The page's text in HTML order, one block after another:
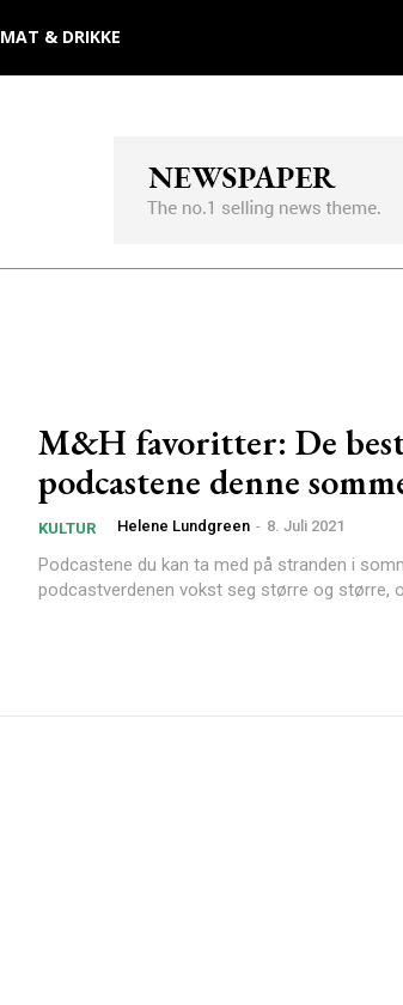
MAT & DRIKKE
M&H favoritter: De
podcastene denne
KULTUR Helene Lundgreen - 8. Juli 2021
Podcastene du kan ta med på stranden i sommer. De siste
podcastverdenen vokst seg større og større,